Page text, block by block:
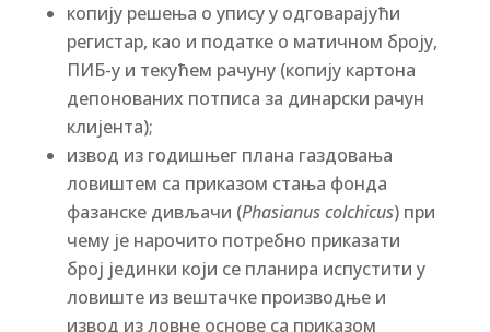
копију решења о упису у одговарајући
регистар, као и податке о матичном броју,
ПИБ-у и текућем рачуну (копију картона
депонованих потписа за динарски рачун
клијента);
извод из годишњег плана газдовања
ловиштем са приказом стања фонда
фазанске дивљачи (Phasianus colchicus) при
чему је нарочито потребно приказати
број јединки који се планира испустити у
ловиште из вештачке производње и
извод из ловне основе са приказом